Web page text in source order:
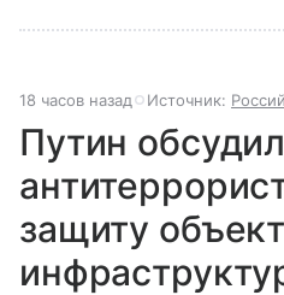
18 часов назад Источник:
Путин
защиту